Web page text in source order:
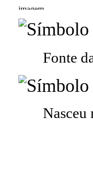
Fonte
Nasceu